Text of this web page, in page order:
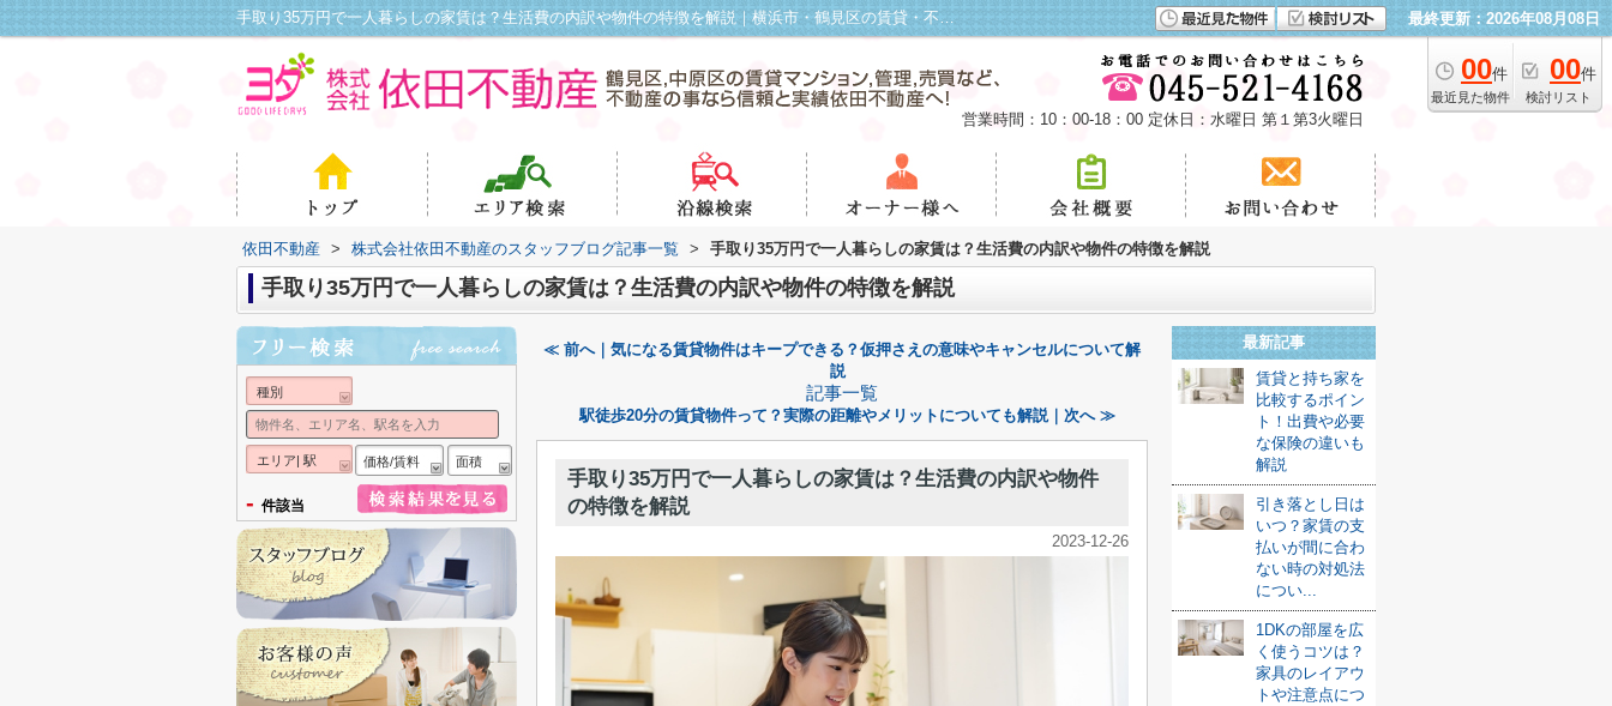
手取り35万円で一人暮らしの家賃は？生活費の内訳や物件の特徴を解説｜横浜市・鶴見区の賃貸・不動産管理は依田不動産 最終更新：2026年08月08日
00件
最近見た物件
00件
検討リスト
営業時間：10：00-18：00 定休日：水曜日 第１第3火曜日
依田不動産 > 株式会社依田不動産のスタッフブログ記事一覧 > 手取り35万円で一人暮らしの家賃は？生活費の内訳や物件の特徴を解説
手取り35万円で一人暮らしの家賃は？生活費の内訳や物件の特徴を解説
≪ 前へ｜気になる賃貸物件はキープできる？仮押さえの意味やキャンセルについて解
説
記事一覧
駅徒歩20分の賃貸物件って？実際の距離やメリットについても解説｜次へ ≫
手取り35万円で一人暮らしの家賃は？生活費の内訳や物件
の特徴を解説
2023-12-26
最新記事
賃貸と持ち家を
比較するポイン
ト！出費や必要
な保険の違いも
解説
引き落とし日は
いつ？家賃の支
払いが間に合わ
ない時の対処法
につい...
1DKの部屋を広
く使うコツは？
家具のレイアウ
トや注意点につ
種別
エリア| 駅 価格/賃料 面積
- 件該当